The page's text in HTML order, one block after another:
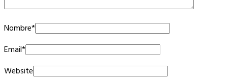
Nombre*
Email*
Website